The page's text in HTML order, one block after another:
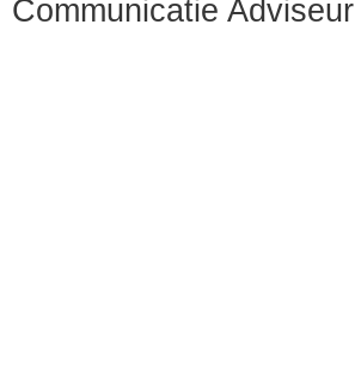
Communicatie Adviseur